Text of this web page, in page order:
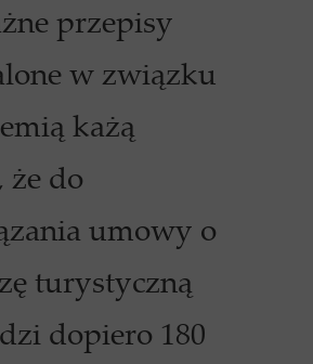
przepisy
w związku
każą
że do
umowy o
turystyczną
dopiero 180